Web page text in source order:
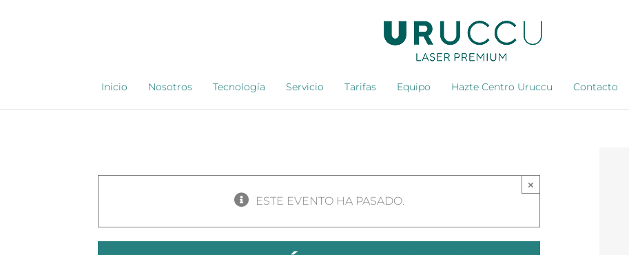
Inicio Nosotros Tecnología Servicio Tarifas Equipo Hazte Centro Uruccu Contacto
×
ESTE EVENTO HA PASADO.